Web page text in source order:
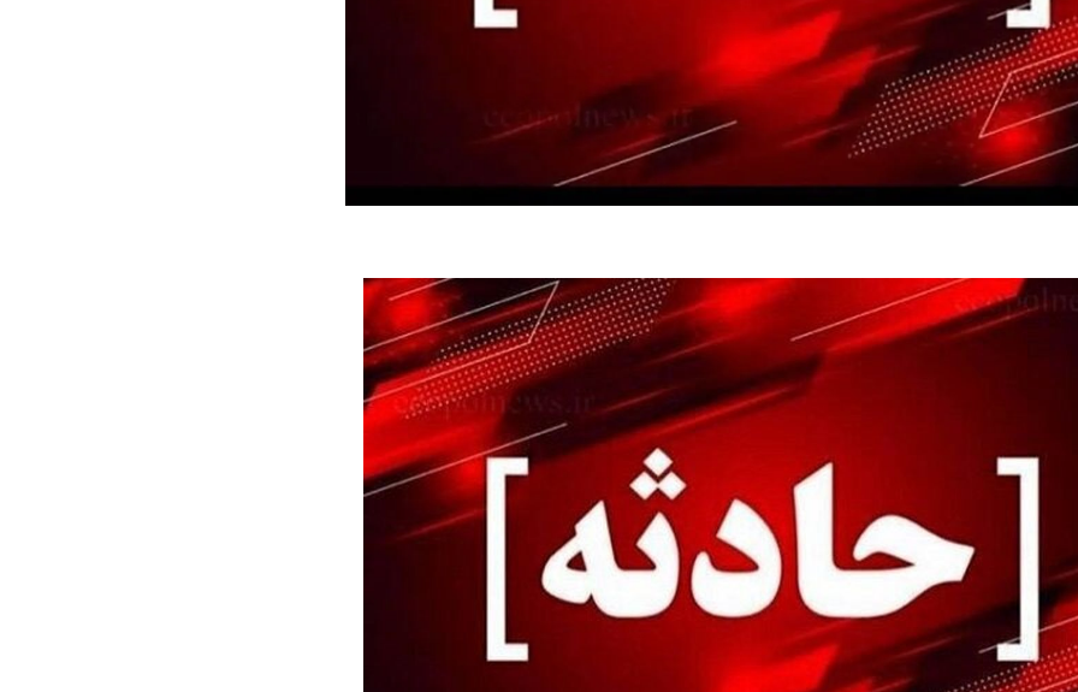
فضاپیمای «استارشیپ» ایلان ماسک
حدید ۱۱۰؛ نسخه سریع‌تر، پنهان‌کارتر و
جدید ایران چیست؟
هواپیمای مرموز E-11A BACN چیست؟
عکس| ماجرای کشف جسد ناشناس که
توسط حیوانات خورده شد
زنگ خطر دوباره به صدا درآمد